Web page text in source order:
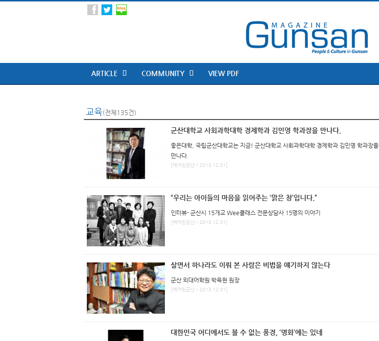
ARTICLE COMMUNITY VIEW PDF
교육(전체135건)
군산대학교 사회과학대학 경제학과 김민영 학과장을 만나다.
좋은대학, 국립군산대학교는 지금! 군산대학교 사회과학대학 경제학과 김민영 학과장을
만나다.
[매거진군산 / 2013.12.01]
“우리는 아이들의 마음을 읽어주는 ‘맑은 창’입니다.”
인터뷰- 군산시 15개교 Wee클래스 전문상담사 15명의 이야기
[매거진군산 / 2013.12.01]
살면서 하나라도 이뤄 본 사람은 비법을 얘기하지 않는다
군산 외대어학원 박욱현 원장
[매거진군산 / 2013.12.01]
대한민국 어디에서도 볼 수 없는 풍경, ‘명화’에는 있네